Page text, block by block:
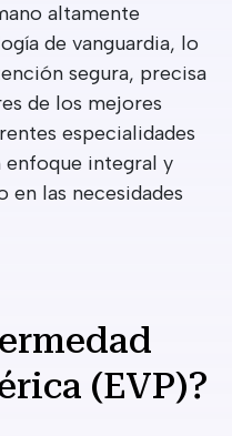
altamente
de vanguardia, lo
segura, precisa
de los mejores
especialidades
integral y
las necesidades
(EVP)?